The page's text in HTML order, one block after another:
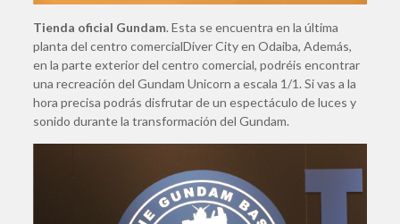
Tienda oficial Gundam. Esta se encuentra en la última
planta del centro comercialDiver City en Odaiba, Además,
en la parte exterior del centro comercial, podréis encontrar
una recreación del Gundam Unicorn a escala 1/1. Si vas a la
hora precisa podrás disfrutar de un espectáculo de luces y
sonido durante la transformación del Gundam.